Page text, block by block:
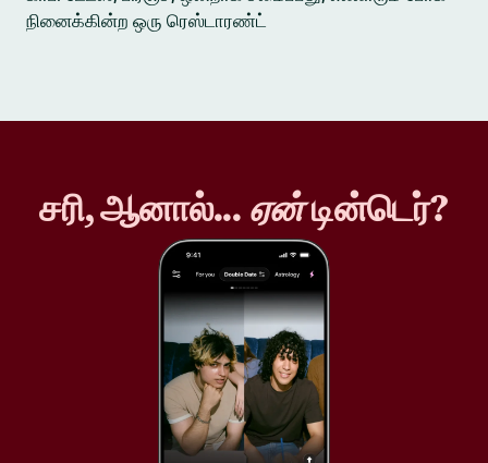
நினைக்கின்ற ஒரு ரெஸ்டாரண்ட்
சரி, ஆனால்... ஏன்டின்டெர்?